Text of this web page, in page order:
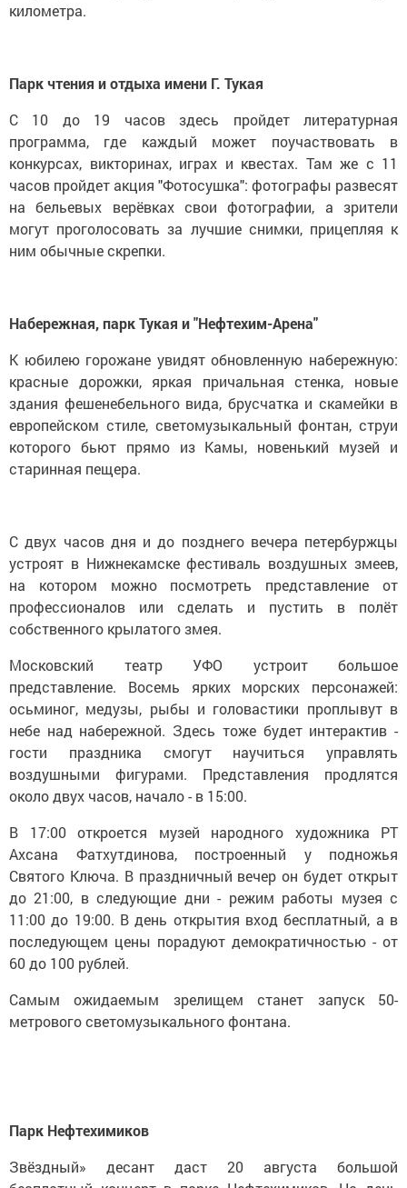
километра.
Парк чтения и отдыха имени Г. Тукая
С 10 до 19 часов здесь пройдет литературная
программа, где каждый может поучаствовать в
конкурсах, викторинах, играх и квестах. Там же с 11
часов пройдет акция "Фотосушка": фотографы развесят
на бельевых верёвках свои фотографии, а зрители
могут проголосовать за лучшие снимки, прицепляя к
ним обычные скрепки.
Набережная, парк Тукая и "Нефтехим-Арена"
К юбилею горожане увидят обновленную набережную:
красные дорожки, яркая причальная стенка, новые
здания фешенебельного вида, брусчатка и скамейки в
европейском стиле, светомузыкальный фонтан, струи
которого бьют прямо из Камы, новенький музей и
старинная пещера.
С двух часов дня и до позднего вечера петербуржцы
устроят в Нижнекамске фестиваль воздушных змеев,
на котором можно посмотреть представление от
профессионалов или сделать и пустить в полёт
собственного крылатого змея.
Московский театр УФО устроит большое
представление. Восемь ярких морских персонажей:
осьминог, медузы, рыбы и головастики проплывут в
небе над набережной. Здесь тоже будет интерактив -
гости праздника смогут научиться управлять
воздушными фигурами. Представления продлятся
около двух часов, начало - в 15:00.
В 17:00 откроется музей народного художника РТ
Ахсана Фатхутдинова, построенный у подножья
Святого Ключа. В праздничный вечер он будет открыт
до 21:00, в следующие дни - режим работы музея с
11:00 до 19:00. В день открытия вход бесплатный, а в
последующем цены порадуют демократичностью - от
60 до 100 рублей.
Самым ожидаемым зрелищем станет запуск 50-
метрового светомузыкального фонтана.
Парк Нефтехимиков
Звёздный» десант даст 20 августа большой